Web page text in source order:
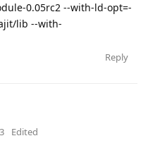
0.05rc2 --with-ld-opt=-
lib --with-
Reply
Edited